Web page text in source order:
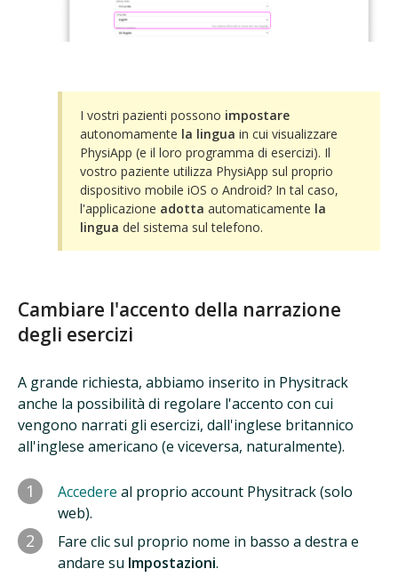
I vostri pazienti possono impostare
autonomamente la lingua in cui visualizzare
PhysiApp (e il loro programma di esercizi). Il
vostro paziente utilizza PhysiApp sul proprio
dispositivo mobile iOS o Android? In tal caso,
l'applicazione adotta automaticamente la
lingua del sistema sul telefono.
Cambiare l'accento della narrazione
degli esercizi
A grande richiesta, abbiamo inserito in Physitrack
anche la possibilità di regolare l'accento con cui
vengono narrati gli esercizi, dall'inglese britannico
all'inglese americano (e viceversa, naturalmente).
1 Accedere al proprio account Physitrack (solo
web).
2
Fare clic sul proprio nome in basso a destra e
andare su Impostazioni.